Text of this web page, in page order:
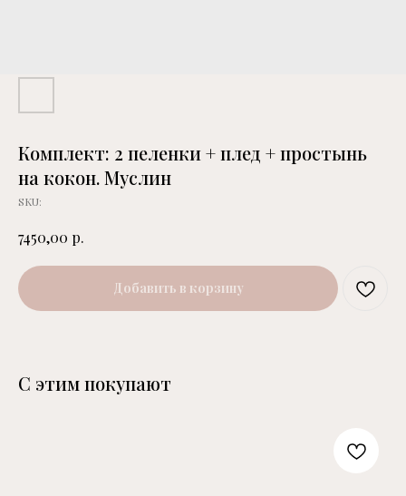
Комплект: 2 пеленки + плед + простынь
на кокон. Муслин
SKU:
7450,00 р.
Добавить в корзину
С этим покупают